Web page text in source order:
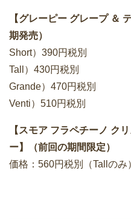
【グレーピー グレープ ＆
期発売）
Short）390円税別
Tall）430円税別
Grande）470円税別
Venti）510円税別
【スモア フラペチーノ ク
ー】（前回の期間限定）
価格：560円税別（Tallのみ